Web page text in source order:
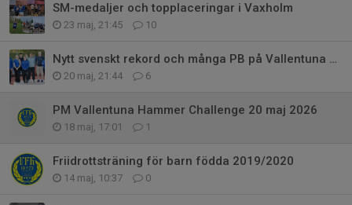
SM-medaljer och topplaceringar i Vaxholm
23 maj, 21:45 10
Nytt svenskt rekord och många PB på Vallentuna Hammer Challenge
20 maj, 21:44 6
PM Vallentuna Hammer Challenge 20 maj 2026
18 maj, 17:01 1
Friidrottsträning för barn födda 2019/2020
14 maj, 10:37 0